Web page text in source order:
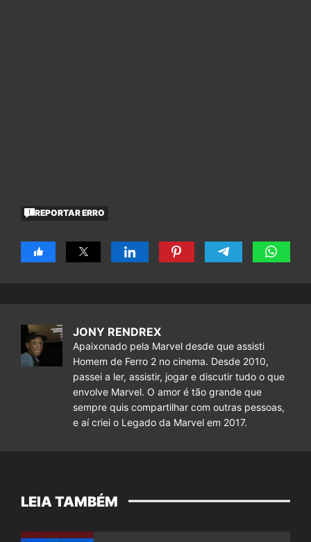
REPORTAR ERRO
JONY RENDREX
Apaixonado pela Marvel desde que assisti
Homem de Ferro 2 no cinema. Desde 2010,
passei a ler, assistir, jogar e discutir tudo o que
envolve Marvel. O amor é tão grande que
sempre quis compartilhar com outras pessoas,
e aí criei o Legado da Marvel em 2017.
LEIA TAMBÉM